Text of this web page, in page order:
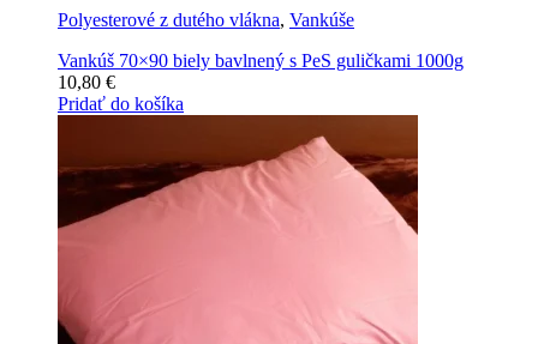
Polyesterové z dutého vlákna, Vankúše
Vankúš 70×90 biely bavlnený s PeS guličkami 1000g
10,80 €
Pridať do košíka